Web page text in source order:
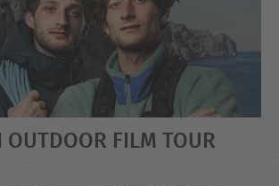
OUTDOOR FILM TOUR